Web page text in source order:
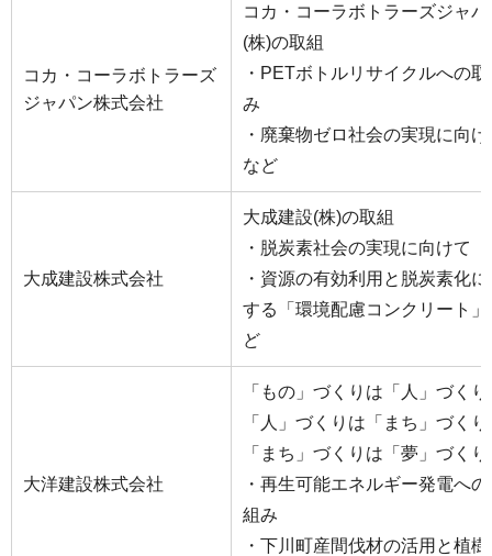
コカ・コーラボトラーズ
ジャパン株式会社
コカ・コーラボトラーズジャパ
(株)の取組
・PETボトルリサイクルへの
み
・廃棄物ゼロ社会の実現に向
など
大成建設株式会社
大成建設(株)の取組
・脱炭素社会の実現に向けて
・資源の有効利用と脱炭素化
する「環境配慮コンクリート
ど
大洋建設株式会社
「もの」づくりは「人」づく
「人」づくりは「まち」づく
「まち」づくりは「夢」づくり
・再生可能エネルギー発電へ
組み
・下川町産間伐材の活用と植